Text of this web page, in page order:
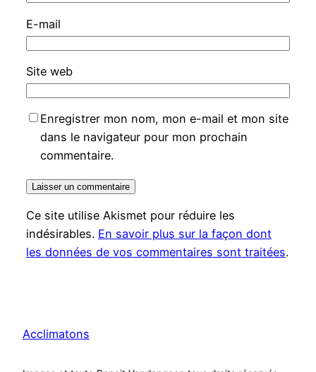
E-mail
Site web
Enregistrer mon nom, mon e-mail et mon site
dans le navigateur pour mon prochain
commentaire.
Ce site utilise Akismet pour réduire les
indésirables. En savoir plus sur la façon dont
les données de vos commentaires sont traitées.
Acclimatons